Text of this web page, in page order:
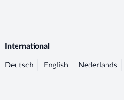
International
Deutsch English Nederlands